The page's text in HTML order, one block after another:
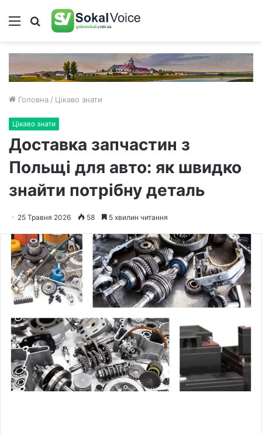
Меню Пошук
Головна / Цікаво знати
Цікаво знати
Доставка запчастин з
Польщі для авто: як швидко
знайти потрібну деталь
25 Травня 2026 58 5 хвилин читання